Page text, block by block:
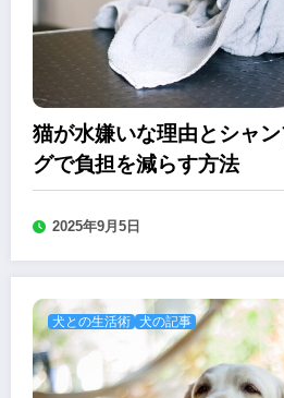
猫が水嫌いな理由とシャ
グで負担を減らす方法
2025年9月5日
犬との生活術 犬の記事